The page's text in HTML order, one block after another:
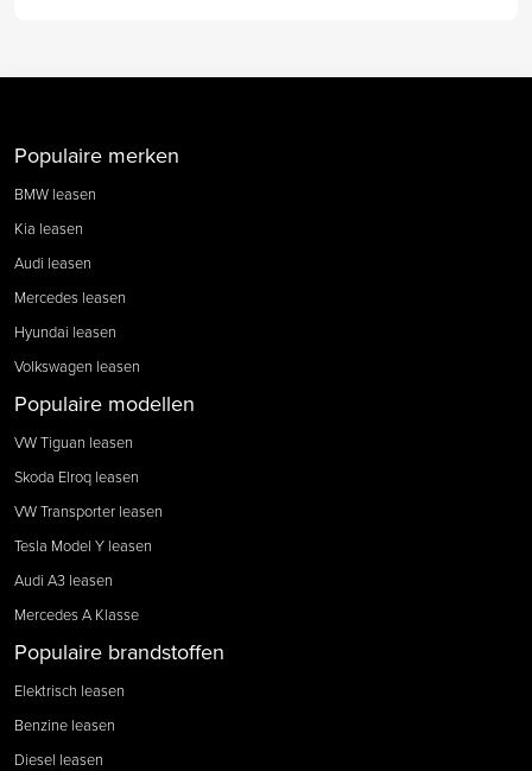
Populaire merken
BMW leasen
Kia leasen
Audi leasen
Mercedes leasen
Hyundai leasen
Volkswagen leasen
Populaire modellen
VW Tiguan leasen
Skoda Elroq leasen
VW Transporter leasen
Tesla Model Y leasen
Audi A3 leasen
Mercedes A Klasse
Populaire brandstoffen
Elektrisch leasen
Benzine leasen
Diesel leasen